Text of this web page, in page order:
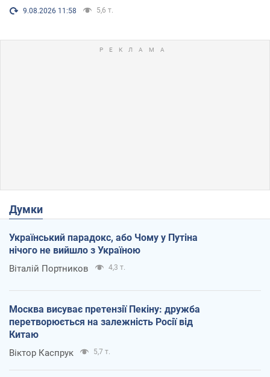
9.08.2026 11:58 5,6 т.
Думки
Український парадокс, або Чому у Путіна
нічого не вийшло з Україною
Віталій Портников 4,3 т.
Москва висуває претензії Пекіну: дружба
перетворюється на залежність Росії від
Китаю
Віктор Каспрук 5,7 т.